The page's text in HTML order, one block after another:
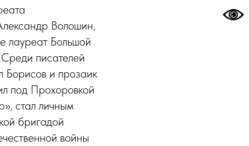
Волошин,
лауреат Большой
писателей
Борисов и прозаик
под Прохоровкой
стал личным
бригадой
войны